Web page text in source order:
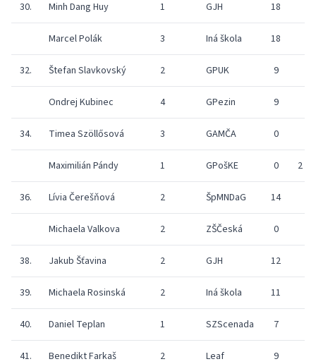
30. Minh Dang Huy 1 GJH 18
Marcel Polák 3 Iná škola 18
32. Štefan Slavkovský 2 GPUK 9
Ondrej Kubinec 4 GPezin 9
34. Timea Szöllősová 3 GAMČA 0
Maximilián Pándy 1 GPošKE 0 2
36. Lívia Čerešňová 2 ŠpMNDaG 14
Michaela Valkova 2 ZŠČeská 0
38. Jakub Šťavina 2 GJH 12
39. Michaela Rosinská 2 Iná škola 11
40. Daniel Teplan 1 SZScenada 7
41. Benedikt Farkaš 2 Leaf 9